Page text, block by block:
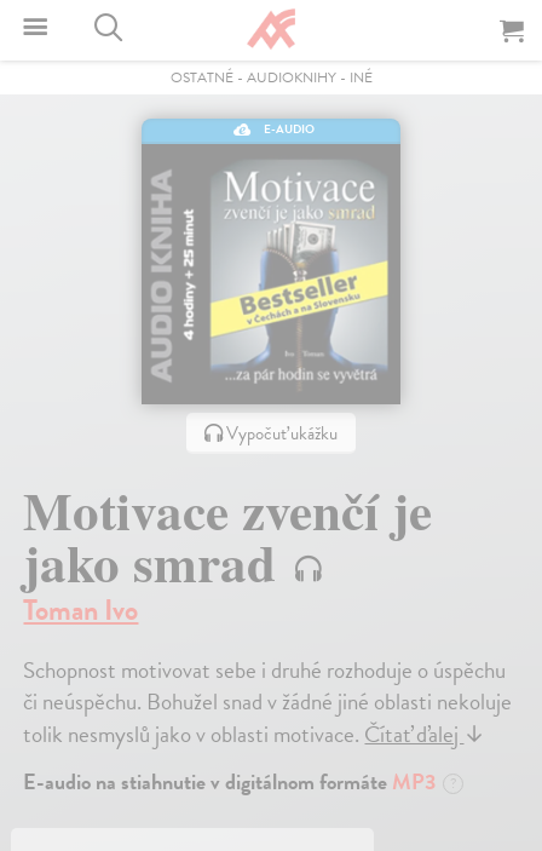
OSTATNÉ- AUDIOKNIHY- INÉ
E-AUDIO
Vypočuť ukážku
Motivace zvenčí je
jako smrad
Toman Ivo
Schopnost motivovat sebe i druhé rozhoduje o úspěchu
či neúspěchu. Bohužel snad v žádné jiné oblasti nekoluje
tolik nesmyslů jako v oblasti motivace.Čítať ďalej↓
E-audio na stiahnutie v digitálnom formáteMP3 ?